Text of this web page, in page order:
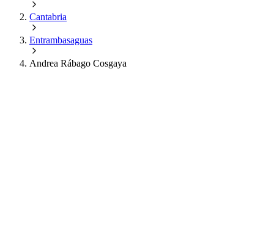
Cantabria
Entrambasaguas
Andrea Rábago Cosgaya